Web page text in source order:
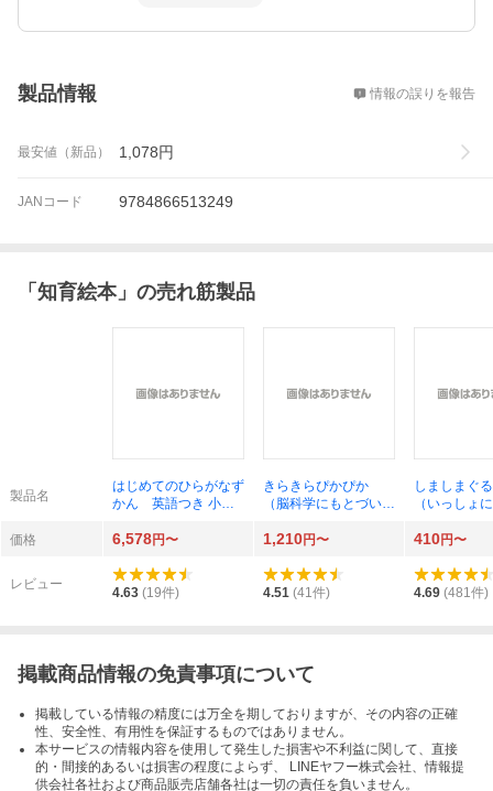
製品情報 情報の誤りを報告
最安値（新品） 1,078円
JANコード 9784866513249
「 知育絵本」の売れ筋製品
製品名
はじめてのひらがなず
かん 英語つき 小学
原繁人
きらきらぴかぴか
（脳科学にもとづいた
監修 あかいしゆみ／
しましまぐ
（いっしょ
価格
6,578円〜 1,210円〜 410円〜
レビュー
4.63 (19件) 4.51 (41 件) 4.69 (481 件)
掲載商品情報の免責事項について
掲載している情報の精度には万全を期しておりますが、その内容の正確
性、安全性、有用性を保証するものではありません。
本サービスの情報内容を使用して発生した損害や不利益に関して、直接
的・間接的あるいは損害の程度によらず、 LINEヤフー株式会社、情報提
供会社各社および商品販売店舗各社は一切の責任を負いません。